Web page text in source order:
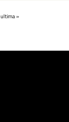
ultima »